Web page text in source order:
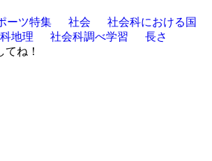
ーツ特集 社会
社会科における国
地理 社会科調べ学習
長さ
ね！